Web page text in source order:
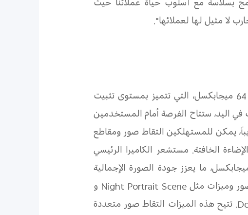
بسلاسة مع أسلوب حياة عملائنا حيث
لا مثيل لها لعملائها".
بتقنية الجيل الخامس، بكاميرا رئيسية مضادة للاهتزاز بدقة 64 ميجابكسل، التي تتميز بمستوى تثبيت
في اليد، ستتاح الفرصة أمام المستخدمين
يمكن للمستهلكين التقاط صور ومقاطع
الخافتة. مستشعر الكاميرا الرئيسي
بميزة التصوير "بوكيه" بدقة 2 ميجابكسل وميزة التصوير ماكرو ممتاز بدقة 2 ميجابكسل، ما يعزز جودة الصورة الإجمالية
وميزات مثلNight Portrait Scene و
. تتيح هذه الميزات التقاط صور متعددة